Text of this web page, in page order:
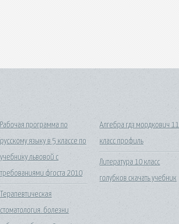
Рабочая программа по
русскому языку в 5 классе по
учебнику львовой с
требованиями фгоста 2010
Терапевтическая
стоматология. болезни
Алгебра гдз мордкович 11
класс профиль
Литература 10 класс
голубков скачать учебник